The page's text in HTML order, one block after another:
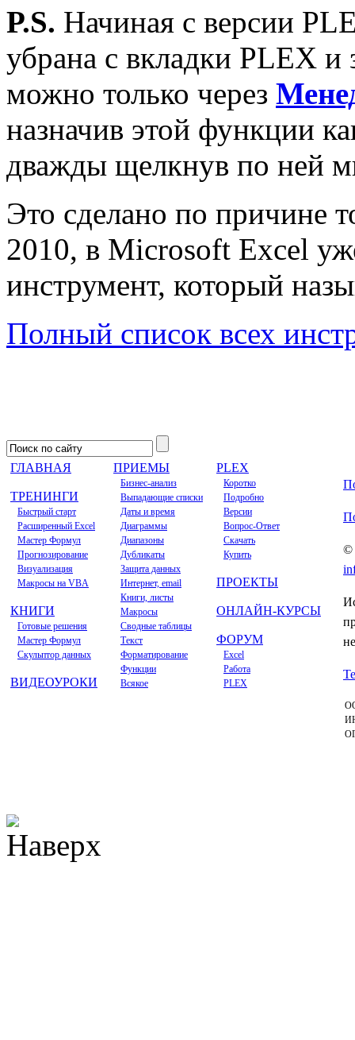
P.S. Начиная с версии
убрана с вкладки PLEX и
можно только через
назначив этой функции
дважды щелкнув по ней
Это сделано по причине
2010, в Microsoft Excel
инструмент, который
Полный список всех
ГЛАВНАЯ
ТРЕНИНГИ
Быстрый старт
Расширенный Excel
Мастер Формул
Прогнозирование
Визуализация
Макросы на VBA
КНИГИ
Готовые решения
Мастер Формул
Скульптор данных
ВИДЕОУРОКИ
ПРИЕМЫ
Бизнес-анализ
Выпадающие списки
Даты и время
Диаграммы
Диапазоны
Дубликаты
Защита данных
Интернет, email
Книги, листы
Макросы
Сводные таблицы
Текст
Форматирование
Функции
Всякое
PLEX
Коротко
Подробно
Версии
Вопрос-Ответ
Скачать
Купить
ПРОЕКТЫ
ОНЛАЙН-КУРСЫ
ФОРУМ
Excel
Работа
PLEX
©